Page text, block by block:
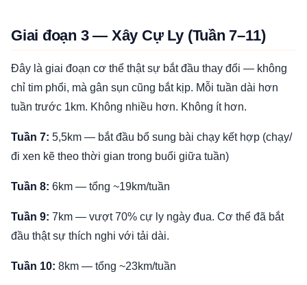
Giai đoạn 3 — Xây Cự Ly (Tuần 7–11)
Đây là giai đoạn cơ thể thật sự bắt đầu thay đổi — không
chỉ tim phổi, mà gân sụn cũng bắt kịp. Mỗi tuần dài hơn
tuần trước 1km. Không nhiều hơn. Không ít hơn.
Tuần 7: 5,5km — bắt đầu bổ sung bài chạy kết hợp (chạy/
đi xen kẽ theo thời gian trong buổi giữa tuần)
Tuần 8: 6km — tổng ~19km/tuần
Tuần 9: 7km — vượt 70% cự ly ngày đua. Cơ thể đã bắt
đầu thật sự thích nghi với tải dài.
Tuần 10: 8km — tổng ~23km/tuần